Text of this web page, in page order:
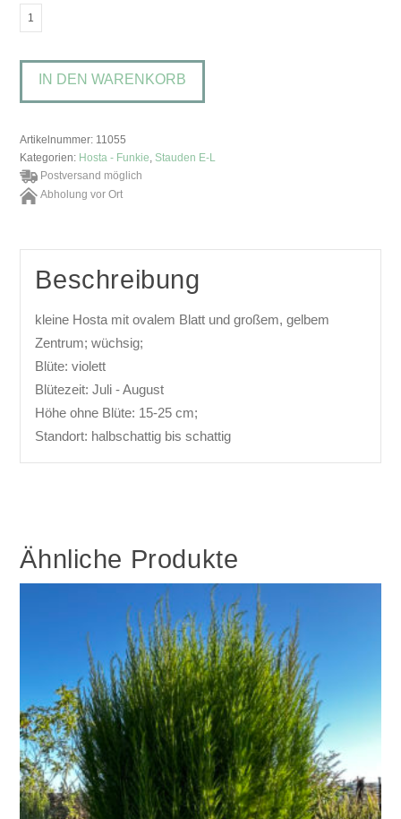
Hosta
with
Envy'Funkie,
Herzlilie
IN DEN WARENKORB
Artikelnummer: 11055
Kategorien: Hosta - Funkie Stauden E-L
Postversand möglich
Abholung vor Ort
Beschreibung
kleine Hosta mit ovalem Blatt und großem, gelbem
Zentrum; wüchsig;
Blüte: violett
Blütezeit: Juli - August
Höhe ohne Blüte: 15-25 cm;
Standort: halbschattig bis schattig
Ähnliche Produkte